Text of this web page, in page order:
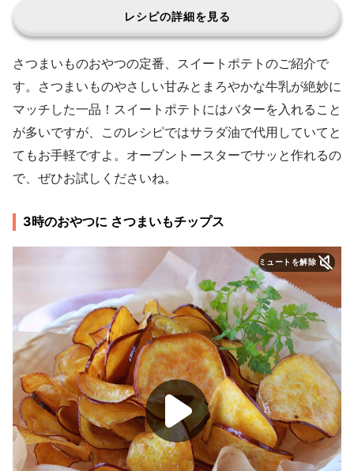
レシピの詳細を見る
さつまいものおやつの定番、スイートポテトのご紹介で
す。さつまいものやさしい甘みとまろやかな牛乳が絶妙に
マッチした一品！スイートポテトにはバターを入れること
が多いですが、このレシピではサラダ油で代用していてと
てもお手軽ですよ。オーブントースターでサッと作れるの
で、ぜひお試しくださいね。
3時のおやつに さつまいもチップス
ミュートを解除